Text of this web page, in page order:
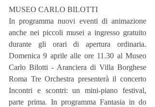
MUSEO CARLO BILOTTI
In programma nuovi eventi di animazione
anche nei piccoli musei a ingresso gratuito
durante gli orari di apertura ordinaria.
Domenica 9 aprile alle ore 11.30 al Museo
Carlo Bilotti - Aranciera di Villa Borghese
Roma Tre Orchestra presenterà il concerto
Incontri e scontri: un mini-piano festival,
parte prima. In programma Fantasia in do